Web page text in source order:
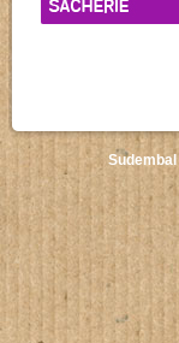
Sudembal